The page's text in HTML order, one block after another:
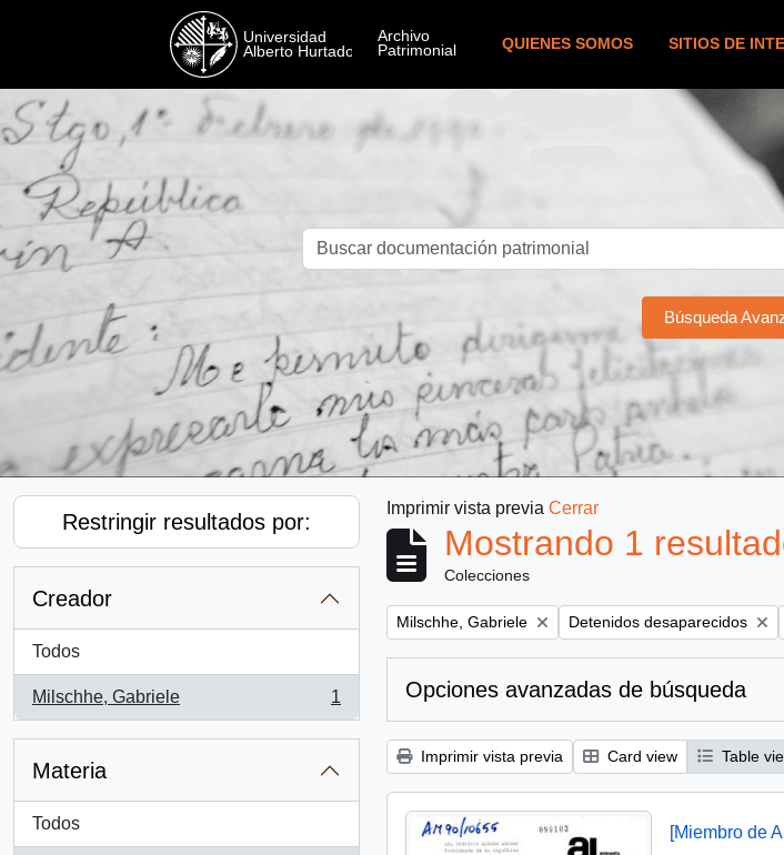
QUIENES SOMOS SITIOS DE
Búsqueda
Restringir resultados por:
Creador
Todos
Milschhe, Gabriele
, 1 resultados
1
Materia
Todos
Imprimir vista previa Cerrar
Mostrando 1
Colecciones
Remove filter:
Milschhe, Gabriele Remove filter:
Detenidos desaparecidos
Opciones avanzadas de búsqueda
Imprimir vista previa Card view Table